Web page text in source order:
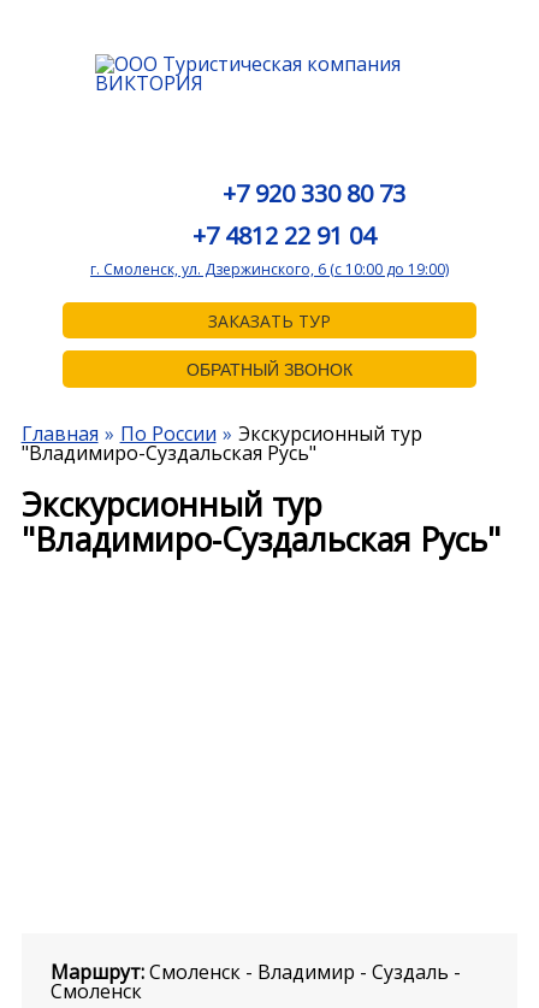
ЗАКАЗАТЬ ТУР
ОБРАТНЫЙ ЗВОНОК
+7 920 330 80 73
+7 4812 22 91 04
г. Смоленск, ул. Дзержинского, 6 (с 10:00 до 19:00)
Главная По России Экскурсионный тур
"Владимиро-Суздальская Русь"
Экскурсионный тур
"Владимиро-Суздальская Русь"
Маршрут: Смоленск - Владимир - Суздаль -
Смоленск